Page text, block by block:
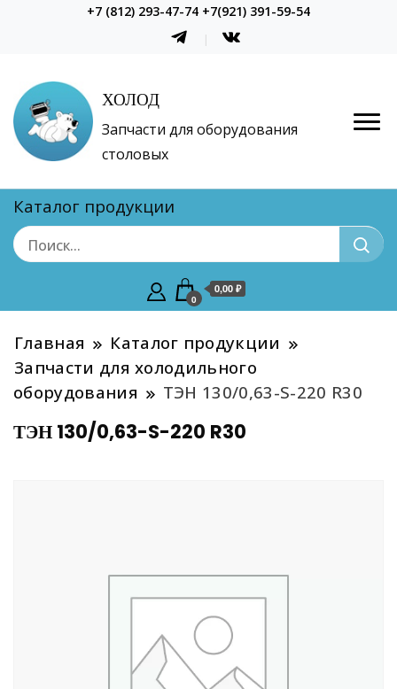
+7 (812) 293-47-74 +7(921) 391-59-54
ХОЛОД
Запчасти для оборудования
столовых
Каталог продукции
0
0,00 ₽
Главная
Каталог продукции
Запчасти для холодильного
оборудования
ТЭН 130/0,63-S-220 R30
ТЭН 130/0,63-S-220 R30